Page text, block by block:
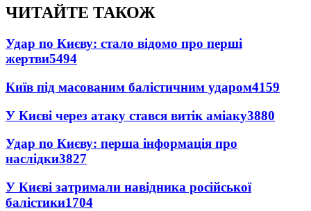
ЧИТАЙТЕ ТАКОЖ
Удар по Києву: стало відомо про перші
жертви5494
Київ під масованим балістичним ударом4159
У Києві через атаку стався витік аміаку3880
Удар по Києву: перша інформація про
наслідки3827
У Києві затримали навідника російської
балістики1704